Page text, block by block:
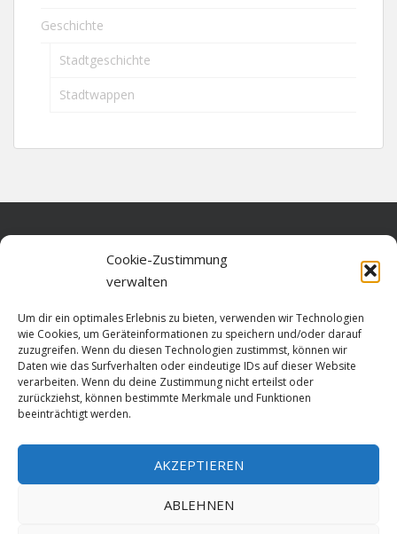
Cookie-Zustimmung
verwalten
Um dir ein optimales Erlebnis zu bieten, verwenden wir Technologien
wie Cookies, um Geräteinformationen zu speichern und/oder darauf
zuzugreifen. Wenn du diesen Technologien zustimmst, können wir
Daten wie das Surfverhalten oder eindeutige IDs auf dieser Website
verarbeiten. Wenn du deine Zustimmung nicht erteilst oder
zurückziehst, können bestimmte Merkmale und Funktionen
beeinträchtigt werden.
AKZEPTIEREN
ABLEHNEN
Geschichte
Stadtgeschichte
Stadtwappen
Datenschutz
Cookie-Richtlinie (EU)
Impressum
HOME